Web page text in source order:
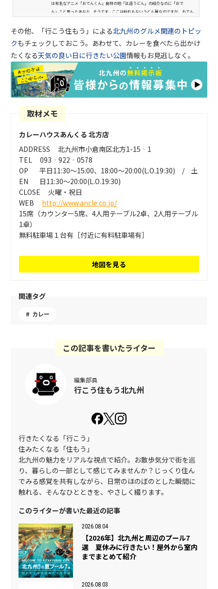
は有名なアニメ「おでんくん」発祥の地「旦過うどん」の紹介なのに「おで
ん」？と思ったあなた...そうです、ここは紛れもないうどん屋なのですが、おでん
囲気に、おでんが凄くマッチして良い画ですね。観光客はみなさん写真...
その他、「行こう住もう」による北九州のグルメ関連のトピッ
クもチェックしておこう。あわせて、カレーを食べたら出かけ
たくなる天気の良い日に行きたい公園情報もお見逃しなく。
取材メモ
カレーハウスあんくる 北方店
ADDRESS
北九州市小倉南区北方1-15‐1
TEL
093‐922‐0578
OP
EN
平日11:30～15:00、18:00～20:00(L.O.19:30) / 土
日11:30～20:00(L.O.19:30)
CLOSE
火曜・祝日
WEB
http://www.ancle.co.jp/
15席（カウンター5席、4人用テーブル2卓、2人用テーブル
1卓）
無料駐車場１台有［付近に有料駐車場有］
地図を見る
関連タグ
カレー
この記事を書いたライター
編集部員
行こう住もう北九州
行きたくなる「行こう」
住みたくなる「住もう」
北九州の魅力をリアルな視点で紹介。お散歩気分で街を巡
り、暮らしの一部として感じてみませんか？じっくり住ん
でみる感覚を共有しながら、日常のほのぼのとした瞬間に
触れる、そんなひとときを、やさしく綴ります。
このライターが書いた最近の記事
2026.08.04
【2026年】北九州と周辺のプール7
選 夏休みに行きたい！屋外から室内
までまとめて紹介
2026.08.03